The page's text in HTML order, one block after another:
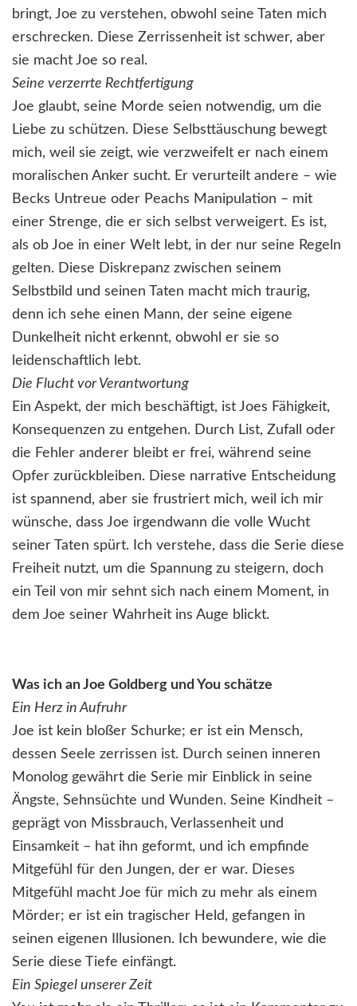
bringt, Joe zu verstehen, obwohl seine Taten mich
erschrecken. Diese Zerrissenheit ist schwer, aber
sie macht Joe so real.
Seine verzerrte Rechtfertigung
Joe glaubt, seine Morde seien notwendig, um die
Liebe zu schützen. Diese Selbsttäuschung bewegt
mich, weil sie zeigt, wie verzweifelt er nach einem
moralischen Anker sucht. Er verurteilt andere – wie
Becks Untreue oder Peachs Manipulation – mit
einer Strenge, die er sich selbst verweigert. Es ist,
als ob Joe in einer Welt lebt, in der nur seine Regeln
gelten. Diese Diskrepanz zwischen seinem
Selbstbild und seinen Taten macht mich traurig,
denn ich sehe einen Mann, der seine eigene
Dunkelheit nicht erkennt, obwohl er sie so
leidenschaftlich lebt.
Die Flucht vor Verantwortung
Ein Aspekt, der mich beschäftigt, ist Joes Fähigkeit,
Konsequenzen zu entgehen. Durch List, Zufall oder
die Fehler anderer bleibt er frei, während seine
Opfer zurückbleiben. Diese narrative Entscheidung
ist spannend, aber sie frustriert mich, weil ich mir
wünsche, dass Joe irgendwann die volle Wucht
seiner Taten spürt. Ich verstehe, dass die Serie diese
Freiheit nutzt, um die Spannung zu steigern, doch
ein Teil von mir sehnt sich nach einem Moment, in
dem Joe seiner Wahrheit ins Auge blickt.
Was ich an Joe Goldberg und You schätze
Ein Herz in Aufruhr
Joe ist kein bloßer Schurke; er ist ein Mensch,
dessen Seele zerrissen ist. Durch seinen inneren
Monolog gewährt die Serie mir Einblick in seine
Ängste, Sehnsüchte und Wunden. Seine Kindheit –
geprägt von Missbrauch, Verlassenheit und
Einsamkeit – hat ihn geformt, und ich empfinde
Mitgefühl für den Jungen, der er war. Dieses
Mitgefühl macht Joe für mich zu mehr als einem
Mörder; er ist ein tragischer Held, gefangen in
seinen eigenen Illusionen. Ich bewundere, wie die
Serie diese Tiefe einfängt.
Ein Spiegel unserer Zeit